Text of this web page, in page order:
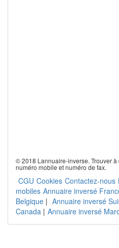
© 2018 Lannuaire-inverse. Trouver
numéro mobile et numéro de fax.
CGU Cookies Contactez-nous
mobiles Annuaire inversé
Belgique | Annuaire inversé
Canada | Annuaire inversé